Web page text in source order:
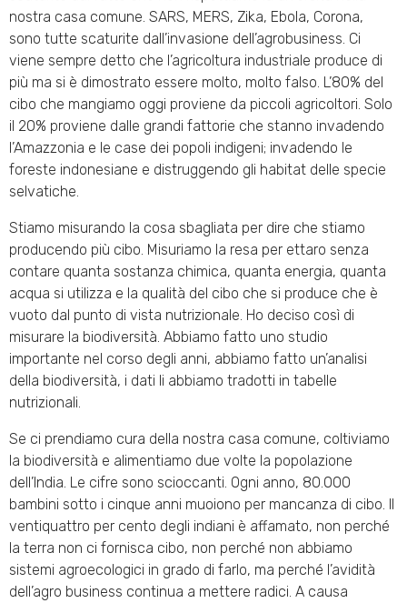
nostra casa comune. SARS, MERS, Zika, Ebola, Corona,
sono tutte scaturite dall’invasione dell’agrobusiness. Ci
viene sempre detto che l’agricoltura industriale produce di
più ma si è dimostrato essere molto, molto falso. L’80% del
cibo che mangiamo oggi proviene da piccoli agricoltori. Solo
il 20% proviene dalle grandi fattorie che stanno invadendo
l’Amazzonia e le case dei popoli indigeni; invadendo le
foreste indonesiane e distruggendo gli habitat delle specie
selvatiche.
Stiamo misurando la cosa sbagliata per dire che stiamo
producendo più cibo. Misuriamo la resa per ettaro senza
contare quanta sostanza chimica, quanta energia, quanta
acqua si utilizza e la qualità del cibo che si produce che è
vuoto dal punto di vista nutrizionale. Ho deciso così di
misurare la biodiversità. Abbiamo fatto uno studio
importante nel corso degli anni, abbiamo fatto un’analisi
della biodiversità, i dati li abbiamo tradotti in tabelle
nutrizionali.
Se ci prendiamo cura della nostra casa comune, coltiviamo
la biodiversità e alimentiamo due volte la popolazione
dell’India. Le cifre sono scioccanti. Ogni anno, 80.000
bambini sotto i cinque anni muoiono per mancanza di cibo. Il
ventiquattro per cento degli indiani è affamato, non perché
la terra non ci fornisca cibo, non perché non abbiamo
sistemi agroecologici in grado di farlo, ma perché l’avidità
dell’agro business continua a mettere radici. A causa